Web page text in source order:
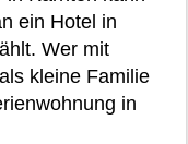
ein Hotel in
Wer mit
kleine Familie
in